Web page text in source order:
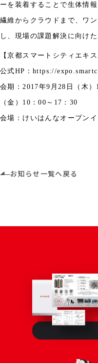
ーを装着することで生体情報
繊維からクラウドまで、ワ
し、現場の課題解決に向け
【京都スマートシティエキス
公式HP ：https://
会期：2017年9 月28 日（木）
（金） 10 ：00 ～ 17 ： 30
会場：けいはんなオープン
お知らせ一覧へ戻る